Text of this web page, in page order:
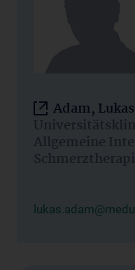
Adam,
Allgemeine